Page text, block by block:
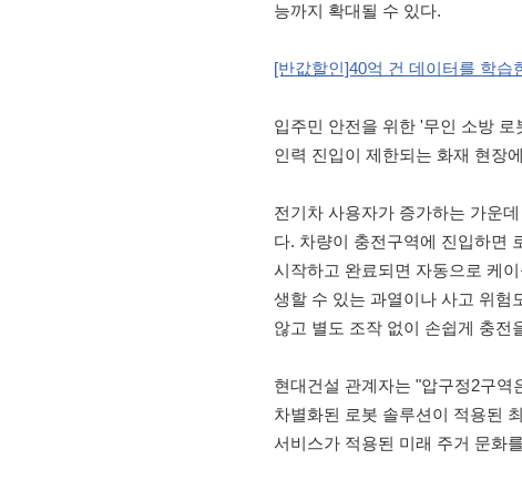
능까지 확대될 수 있다.
[반값할인]40억 건 데이터를 학습
입주민 안전을 위한 '무인 소방
인력 진입이 제한되는 화재 현장
전기차 사용자가 증가하는 가운
다. 차량이 충전구역에 진입하면
시작하고 완료되면 자동으로 케
생할 수 있는 과열이나 사고 위험
않고 별도 조작 없이 손쉽게 충전
현대건설 관계자는 "압구정2구
차별화된 로봇 솔루션이 적용된
서비스가 적용된 미래 주거 문화